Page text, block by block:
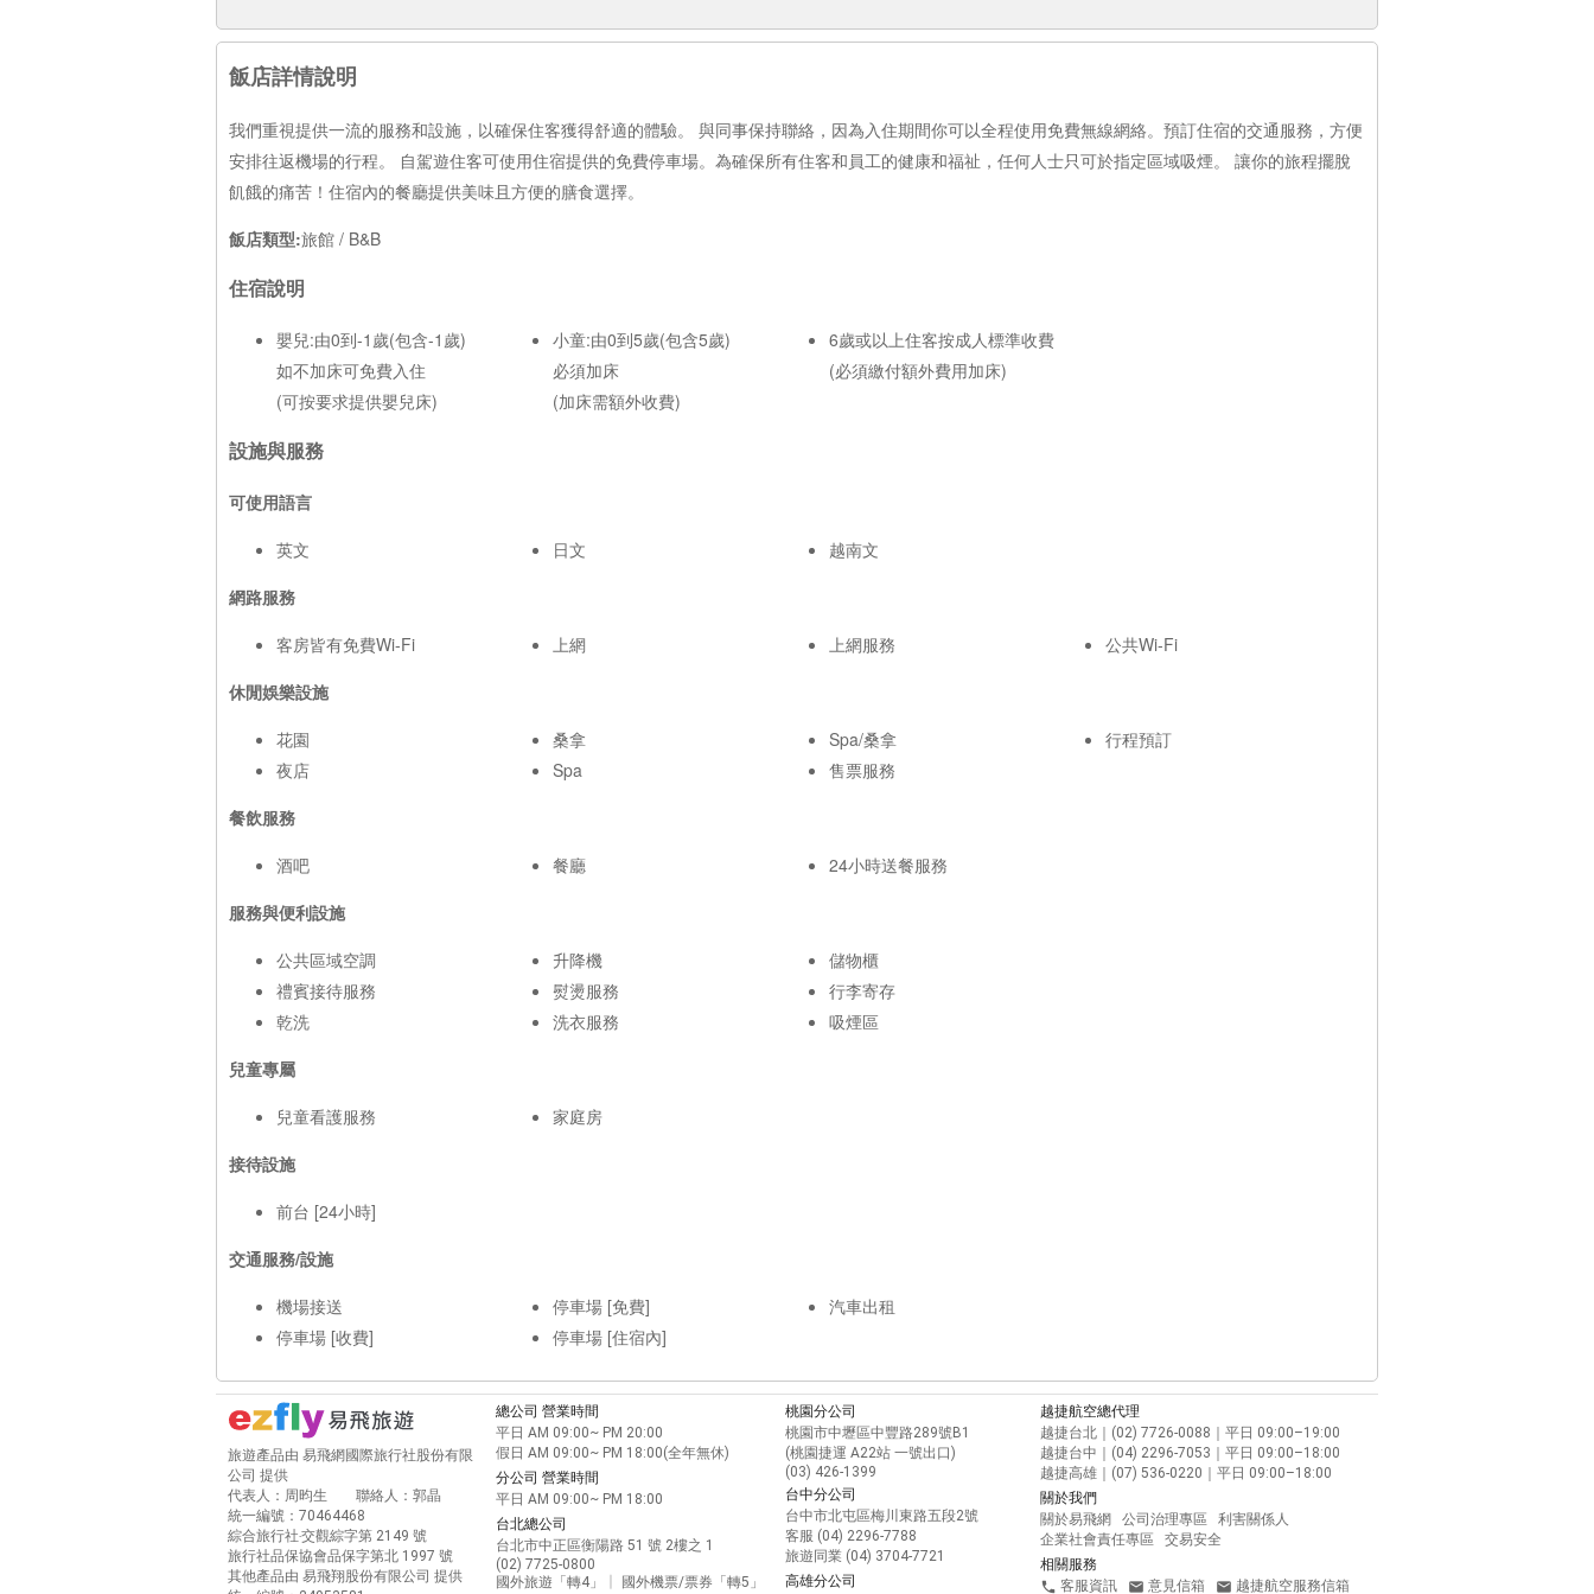
飯店詳情說明
我們重視提供一流的服務和設施，以確保住客獲得舒適的體驗。 與同事保持聯絡，因為入住期間你可以全程使用免費無線網絡。預訂住宿的交通服務，方便
安排往返機場的行程。 自駕遊住客可使用住宿提供的免費停車場。為確保所有住客和員工的健康和福祉，任何人士只可於指定區域吸煙。 讓你的旅程擺脫
飢餓的痛苦！住宿內的餐廳提供美味且方便的膳食選擇。
飯店類型:旅館 / B&B
住宿說明
嬰兒:由0到-1歲(包含-1歲)
如不加床可免費入住
(可按要求提供嬰兒床)
小童:由0到5歲(包含5歲)
必須加床
(加床需額外收費)
6歲或以上住客按成人標準收費
(必須繳付額外費用加床)
設施與服務
可使用語言
英文
日文
越南文
網路服務
客房皆有免費Wi-Fi
上網 上網服務
公共Wi-Fi
休閒娛樂設施
花園
夜店
桑拿
Spa
Spa/桑拿
售票服務
行程預訂
餐飲服務
酒吧
餐廳
24小時送餐服務
服務與便利設施
公共區域空調
禮賓接待服務
乾洗
升降機
熨燙服務
洗衣服務
儲物櫃
行李寄存
吸煙區
兒童專屬
兒童看護服務
家庭房
接待設施
前台 [24小時]
交通服務/設施
機場接送
停車場 [收費]
停車場 [免費]
停車場 [住宿內]
汽車出租